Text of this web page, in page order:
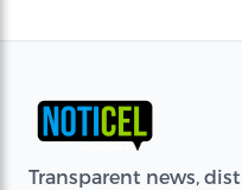
Transparent news,